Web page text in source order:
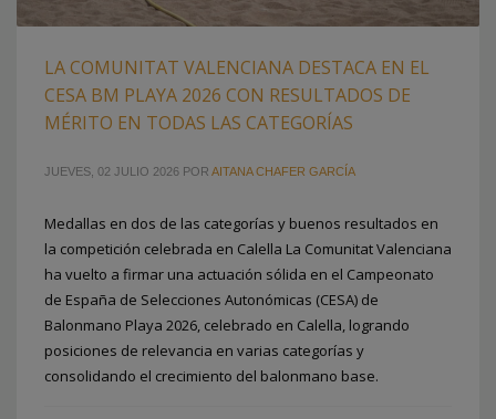
LA COMUNITAT VALENCIANA DESTACA EN EL
CESA BM PLAYA 2026 CON RESULTADOS DE
MÉRITO EN TODAS LAS CATEGORÍAS
JUEVES, 02 JULIO 2026 POR AITANA CHAFER GARCÍA
Medallas en dos de las categorías y buenos resultados en
la competición celebrada en Calella La Comunitat Valenciana
ha vuelto a firmar una actuación sólida en el Campeonato
de España de Selecciones Autonómicas (CESA) de
Balonmano Playa 2026, celebrado en Calella, logrando
posiciones de relevancia en varias categorías y
consolidando el crecimiento del balonmano base.